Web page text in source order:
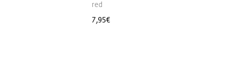
red
Precio
7,95€